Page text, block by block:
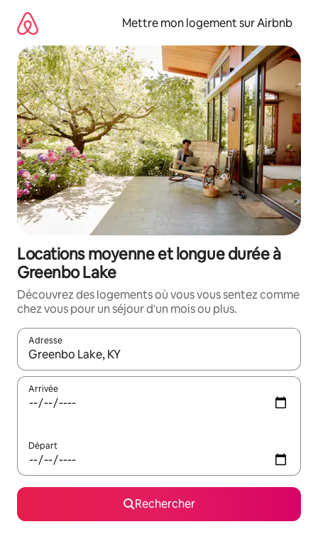
directement
contenu
Mettre mon logement sur Airbnb
Locations moyenne et longue durée à
Greenbo Lake
Découvrez des logements où vous vous sentez comme
chez vous pour un séjour d'un mois ou plus.
Adresse
Lorsque les résultats s'affichent, utilisez les flèches vers le
Arrivée
Départ
Rechercher